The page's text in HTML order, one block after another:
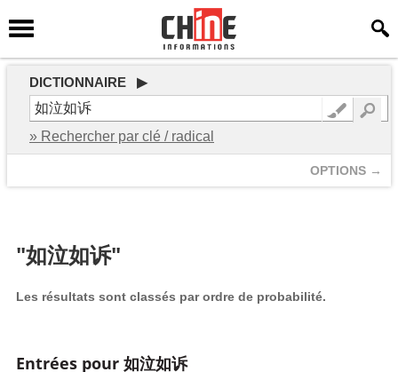
DICTIONNAIRE ▶
» Rechercher par clé / radical
OPTIONS →
"如泣如诉"
Les résultats sont classés par ordre de probabilité.
Entrées pour 如泣如诉